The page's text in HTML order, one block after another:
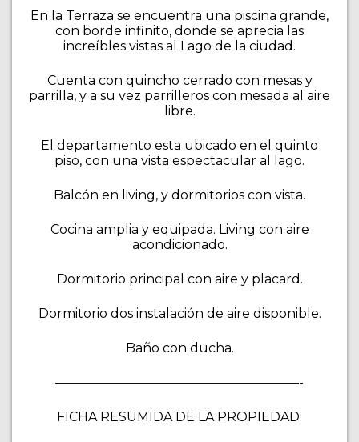
En la Terraza se encuentra una piscina grande,
con borde infinito, donde se aprecia las
increíbles vistas al Lago de la ciudad.
Cuenta con quincho cerrado con mesas y
parrilla, y a su vez parrilleros con mesada al aire
libre.
El departamento esta ubicado en el quinto
piso, con una vista espectacular al lago.
Balcón en living, y dormitorios con vista.
Cocina amplia y equipada. Living con aire
acondicionado.
Dormitorio principal con aire y placard.
Dormitorio dos instalación de aire disponible.
Baño con ducha.
———————————————————-
FICHA RESUMIDA DE LA PROPIEDAD: